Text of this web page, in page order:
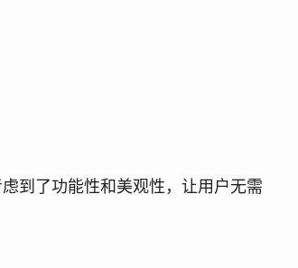
到了功能性和美观性，让用户无需